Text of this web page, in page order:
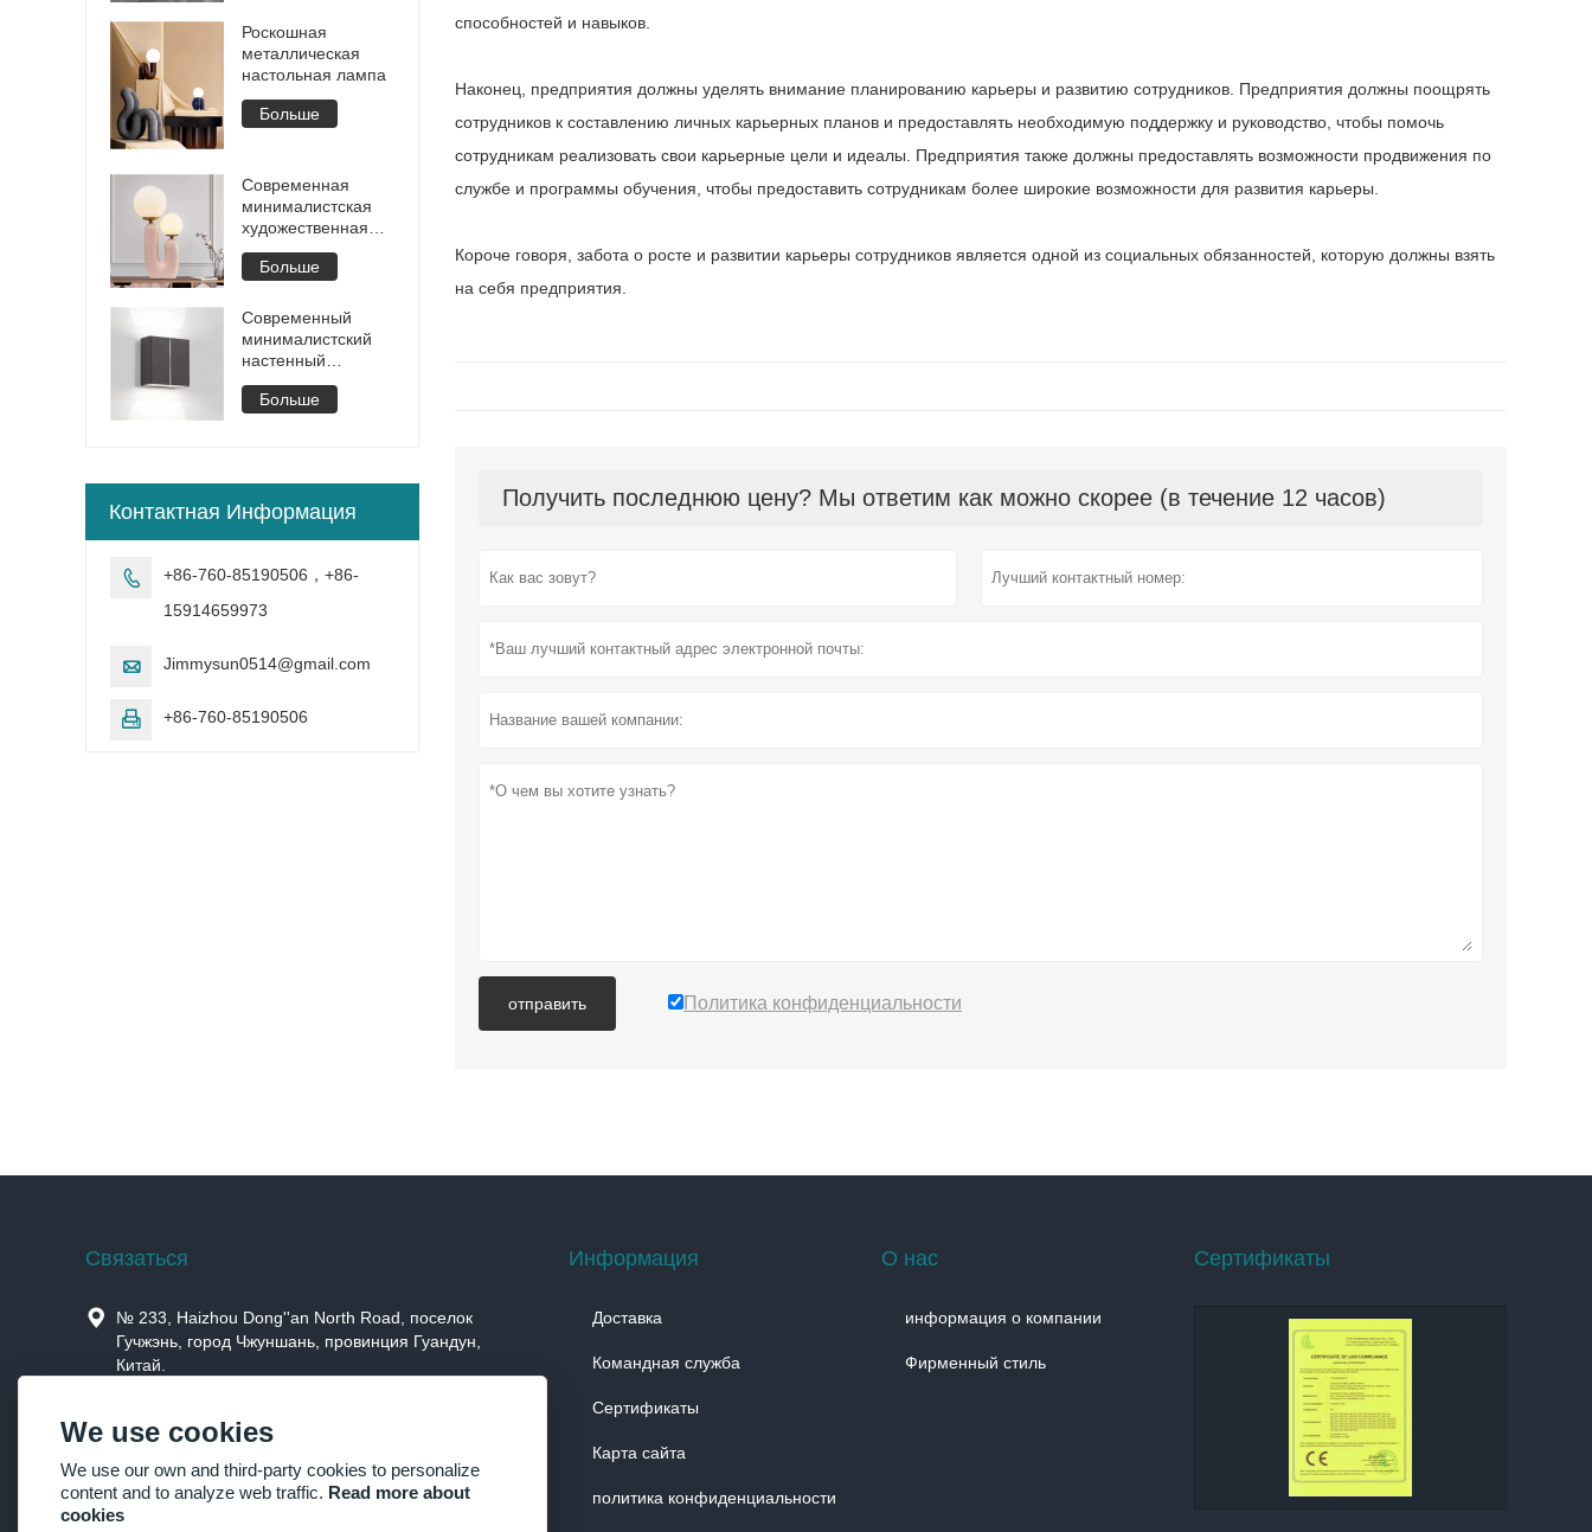
способностей и навыков.
Наконец, предприятия должны уделять внимание планированию карьеры и развитию сотрудников. Предприятия должны поощрять
сотрудников к составлению личных карьерных планов и предоставлять необходимую поддержку и руководство, чтобы помочь
сотрудникам реализовать свои карьерные цели и идеалы. Предприятия также должны предоставлять возможности продвижения по
службе и программы обучения, чтобы предоставить сотрудникам более широкие возможности для развития карьеры.
Короче говоря, забота о росте и развитии карьеры сотрудников является одной из социальных обязанностей, которую должны взять
на себя предприятия.
Получить последнюю цену? Мы ответим как можно скорее (в течение 12 часов)
отправить Политика конфиденциальности
Роскошная
металлическая
настольная лампа
Больше
Современная
минималистская
художественная
настольная лампа
Больше
Современный
минималистский
настенный
светильник
Больше
Контактная Информация

+86-760-85190506，+86-
15914659973
 Jimmysun0514@gmail.com
 +86-760-85190506
Cвязаться

№ 233, Haizhou Dong''an North Road, поселок
Гучжэнь, город Чжуншань, провинция Гуандун,
Китай.
 +86-760-85190506
Информация
Доставка
Командная служба
Сертификаты
Карта сайта
политика конфиденциальности
О нас
информация о компании
Фирменный стиль
Сертификаты
We use cookies
We use our own and third-party cookies to personalize
content and to analyze web traffic. Read more about
cookies